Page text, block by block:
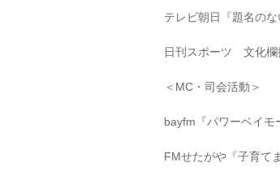
テレビ朝日『題名の
日刊スポーツ 文化欄
＜MC・司会活動＞
bayfm『パワーベイ
FMせたがや『子育て